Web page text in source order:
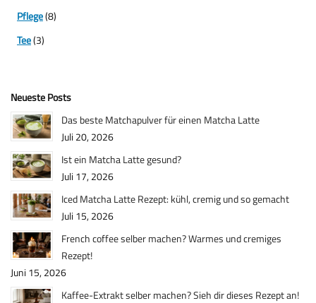
Pflege(8)
Tee(3)
Neueste Posts
Das beste Matchapulver für einen Matcha Latte
Juli 20, 2026
Ist ein Matcha Latte gesund?
Juli 17, 2026
Iced Matcha Latte Rezept: kühl, cremig und so gemacht
Juli 15, 2026
French coffee selber machen? Warmes und cremiges
Rezept!
Juni 15, 2026
Kaffee-Extrakt selber machen? Sieh dir dieses Rezept an!